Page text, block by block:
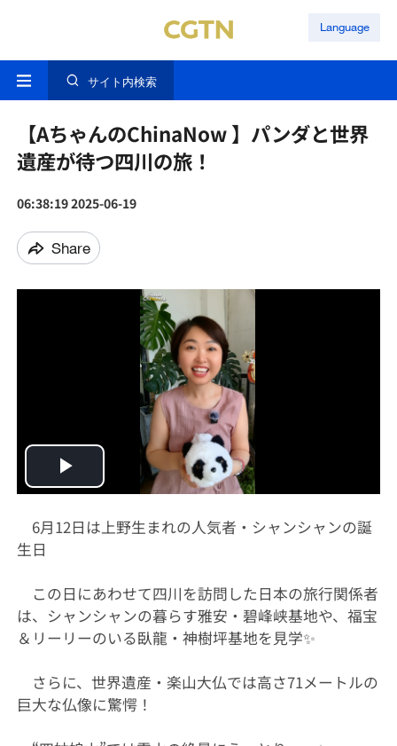
Language
サイト内検索
【AちゃんのChinaNow 】パンダと世界
遺産が待つ四川の旅！
06:38:19 2025-06-19
Share
Play
Video
6月12日は上野生まれの人気者・シャンシャンの誕
生日
この日にあわせて四川を訪問した日本の旅行関係者
は、シャンシャンの暮らす雅安・碧峰峡基地や、福宝
＆リーリーのいる臥龍・神樹坪基地を見学✨
さらに、世界遺産・楽山大仏では高さ71メートルの
巨大な仏像に驚愕！